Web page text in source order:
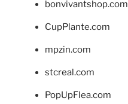
bonvivantshop.com
CupPlante.com
mpzin.com
stcreal.com
PopUpFlea.com